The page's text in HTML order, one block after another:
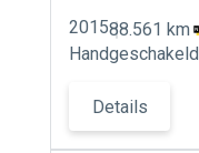
201588.561 km
Handgeschakeld
Details